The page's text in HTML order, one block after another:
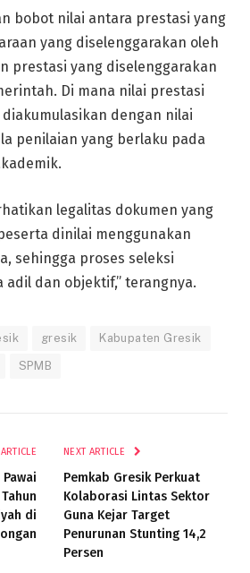
bobot nilai antara prestasi yang
yang diselenggarakan oleh
prestasi yang diselenggarakan
Di mana nilai prestasi
dengan nilai
penilaian yang berlaku pada
legalitas dokumen yang
dinilai menggunakan
sehingga proses seleksi
adil dan objektif,” terangnya.
gresik Kabupaten Gresik
SPMB
di
NEXT ARTICLE
Pemkab Gresik Perkuat
Kolaborasi Lintas Sektor
Guna Kejar Target
Penurunan Stunting 14,2
Persen